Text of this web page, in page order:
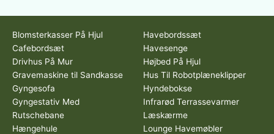
Blomsterkasser På Hjul
Cafebordsæt
Drivhus På Mur
Gravemaskine til Sandkasse
Gyngesofa
Gyngestativ Med
Rutschebane
Hængehule
Havebordssæt
Havesenge
Højbed På Hjul
Hus Til Robotplæneklipper
Hyndebokse
Infrarød Terrassevarmer
Læskærme
Lounge Havemøbler